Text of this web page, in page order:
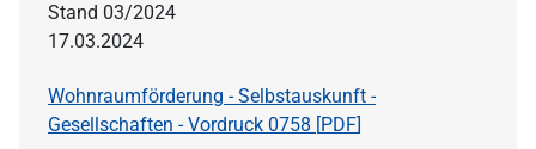
Stand 03/2024
17.03.2024
Wohnraumförderung - Selbstauskunft -
Gesellschaften - Vordruck 0758 [PDF]